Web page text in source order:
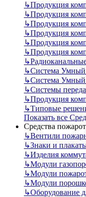
↳Продукция
↳Продукция
↳Продукция
↳Продукция
↳Продукция
↳Продукция
↳
↳Система
↳Система
↳Системы
↳Продукция
↳Типовые
Показать все
Средства
↳Вентили
↳Знаки и
↳Изделия
↳Модули
↳Модули
↳Модули
↳Оборудование